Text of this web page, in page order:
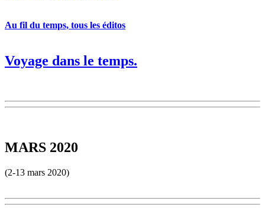
Au fil du temps, tous les éditos
Voyage dans le temps.
MARS 2020
(2-13 mars 2020)